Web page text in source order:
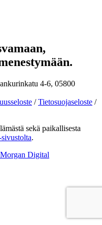
4-6, 05800
/Tietosuojaseloste /
sekä paikallisesta
.
Digital